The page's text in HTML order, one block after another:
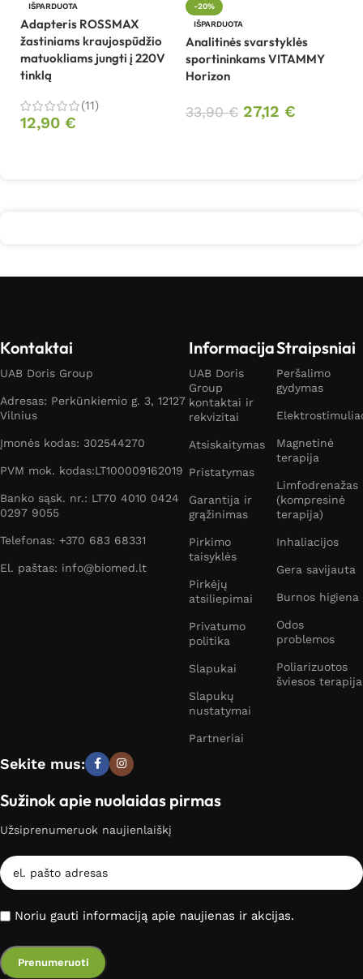
IŠPARDUOTA
Adapteris ROSSMAX
žastiniams kraujospūdžio
matuokliams jungti į 220V
tinklą
(11)
12,90 €
-20%
IŠPARDUOTA
Analitinės svarstyklės
sportininkams VITAMMY
Horizon
33,90€ 27,12 €
Kontaktai
UAB Doris Group
Adresas: Perkūnkiemio g. 3, 12127
Vilnius
Įmonės kodas: 302544270
PVM mok. kodas:LT100009162019
Banko sąsk. nr.: LT70 4010 0424
0297 9055
Telefonas: +370 683 68331
El. paštas: info@biomed.lt
Informacija
UAB Doris
Group
kontaktai ir
rekvizitai
Atsiskaitymas
Pristatymas
Garantija ir
grąžinimas
Pirkimo
taisyklės
Pirkėjų
atsiliepimai
Privatumo
politika
Slapukai
Slapukų
nustatymai
Partneriai
Straipsniai
Peršalimo
gydymas
Magnetinė
terapija
Limfodrenažas
(kompresinė
terapija)
Inhaliacijos
Gera savijauta
Burnos higiena
Odos
problemos
Poliarizuotos
šviesos terapija
Sekite mus:
Sužinok apie nuolaidas pirmas
Užsiprenumeruok naujienlaiškį
Noriu gauti informaciją apie naujienas ir akcijas.